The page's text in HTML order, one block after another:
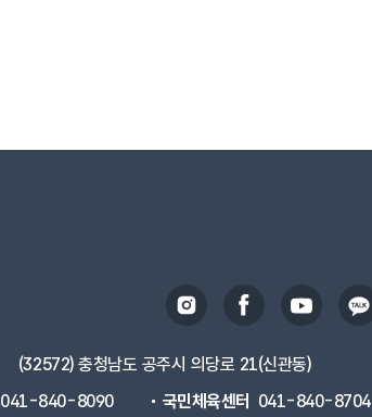
(32572) 충청남도 공주시 의당로 21(신관동)
041-840-8090 국민체육센터 041-840-8704